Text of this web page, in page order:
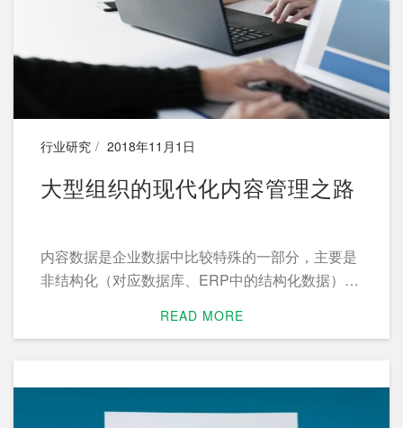
行业研究 2018年11月1日
大型组织的现代化内容管理之路
内容数据是企业数据中比较特殊的一部分，主要是
非结构化（对应数据库、ERP中的结构化数据）的
我们接触到的很多数据都属于这个范畴，小到一封
内容数据是企业数据中比重高、多样性强、管理复
READ MORE